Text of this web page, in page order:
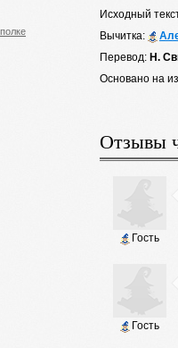
полке
Исходный
Вычитка:
Перевод: Н.
Основано на
Отзывы
Гость
Гость